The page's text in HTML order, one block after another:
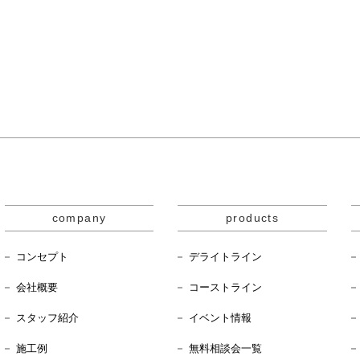
company
コンセプト
会社概要
スタッフ紹介
施工例
products
デライトライン
コーストライン
イベント情報
無料相談会一覧